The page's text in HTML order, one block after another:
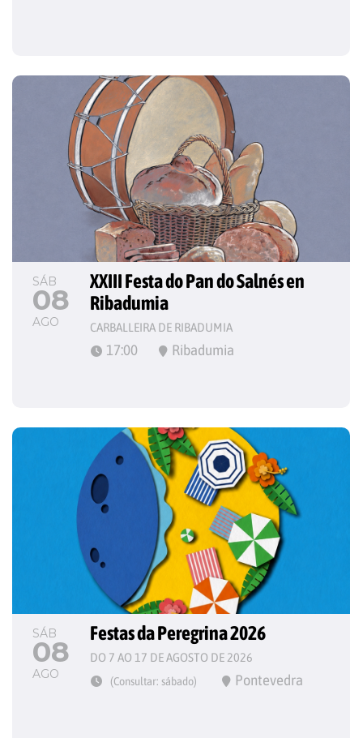
SÁB
08
AGO
XXIII Festa do Pan do Salnés en
Ribadumia
CARBALLEIRA DE RIBADUMIA
17:00 Ribadumia
SÁB
08
AGO
Festas da Peregrina 2026
DO 7 AO 17 DE AGOSTO DE 2026
(Consultar: sábado) Pontevedra